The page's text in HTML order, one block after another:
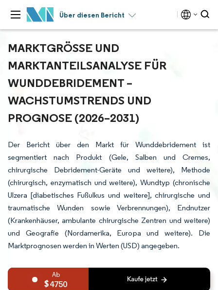
Über diesen Bericht
MARKTGRÖSSE UND M
ARKTANTEILSANALYSE FÜR W
UNDDEBRIDEMENT – W
ACHSTUMSTRENDS UND P
ROGNOSE (2026–2031)
Der Bericht über den Markt für Wunddebridement ist
segmentiert nach Produkt (Gele, Salben und Cremes,
chirurgische Debridement-Geräte und weitere), Methode
(chirurgisch, enzymatisch und weitere), Wundtyp (chronische
Ulzera [diabetisches Fußulkus und weitere], chirurgische und
traumatische Wunden sowie Verbrennungen), Endnutzer
(Krankenhäuser, ambulante chirurgische Zentren und weitere)
und Geografie (Nordamerika, Europa und weitere). Die
Marktprognosen werden in Werten (USD) angegeben.
4750